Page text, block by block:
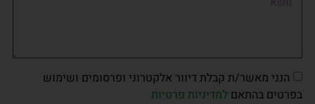
הנני מאשר/ת קבלת דיוור אלקטרוני ופרסומים ושימוש
בפרטים בהתאם למדיניות פרטיות